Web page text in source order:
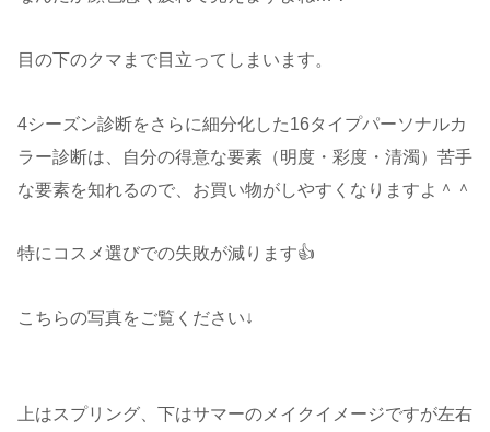
目の下のクマまで目立ってしまいます。
4シーズン診断をさらに細分化した16タイプパーソナルカ
ラー診断は、自分の得意な要素（明度・彩度・清濁）苦手
な要素を知れるので、お買い物がしやすくなりますよ＾＾
特にコスメ選びでの失敗が減ります👍
こちらの写真をご覧ください↓
上はスプリング、下はサマーのメイクイメージですが左右